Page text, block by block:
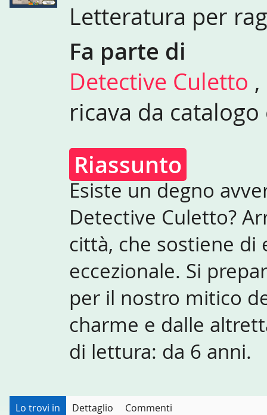
Letteratura per
Fa parte di
Detective Culetto
ricava da
Riassunto
Esiste un degno
Detective Culetto?
città, che sostiene di
eccezionale. Si
per il nostro mitico
charme e dalle
di lettura: da 6 anni.
Lo trovi in Dettaglio Commenti